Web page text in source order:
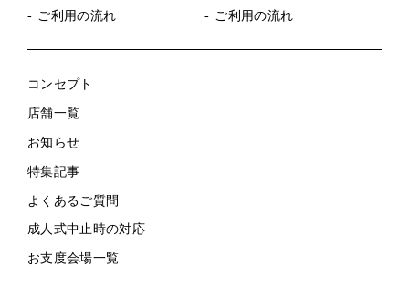
ご利用の流れ
ご利用の流れ
コンセプト
店舗一覧
お知らせ
特集記事
よくあるご質問
成人式中止時の対応
お支度会場一覧